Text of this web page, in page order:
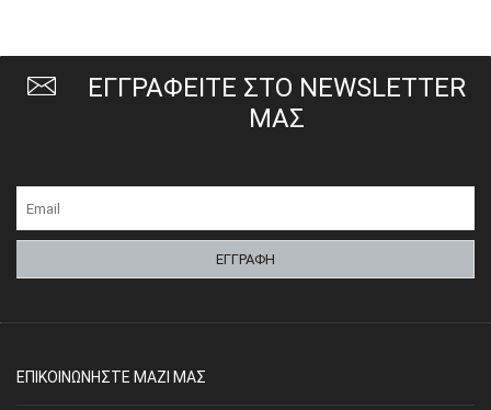
ΕΓΓΡΑΦΕΙΤΕ ΣΤΟ NEWSLETTER
ΜΑΣ
ΕΠΙΚΟΙΝΩΝΗΣΤΕ ΜΑΖΙ ΜΑΣ